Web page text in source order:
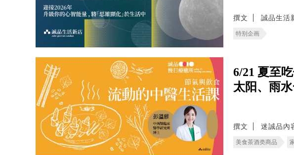
撰文 誠品生活
特别企画
6/21 夏至
太阳、雨
撰文 迷誠品內
美食茶酒类商品